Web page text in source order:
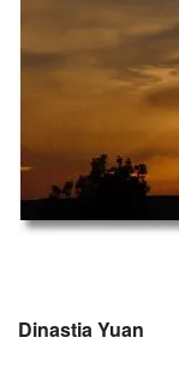
Dinastia Yuan